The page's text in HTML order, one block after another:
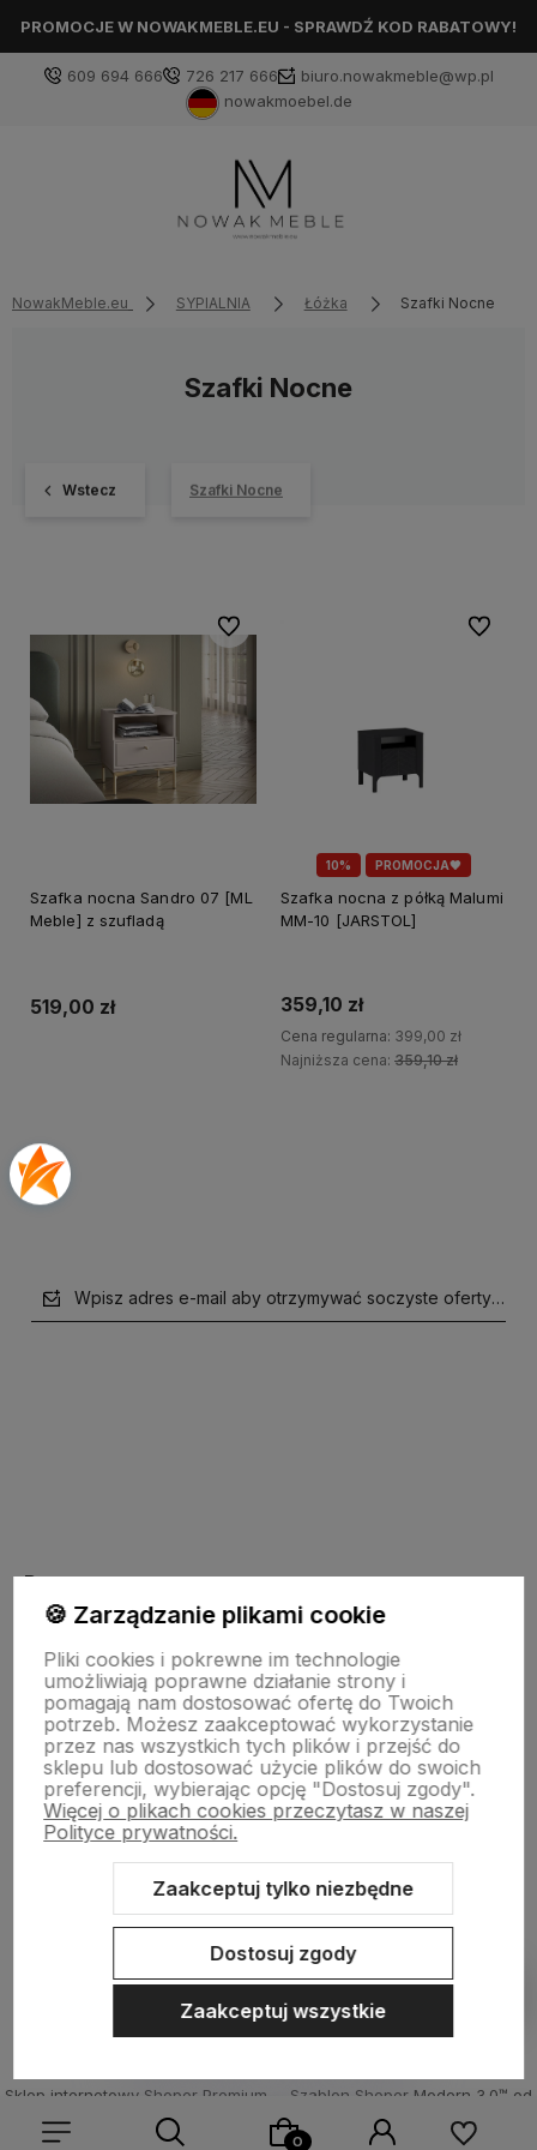
PROMOCJE W NOWAKMEBLE.EU - SPRAWDŹ KOD RABATOWY!
609 694 666 726 217 666
biuro.nowakmeble@wp.pl
nowakmoebel.de
NowakMeble.eu SYPIALNIA Łóżka Szafki Nocne
Szafki Nocne
Wstecz Szafki Nocne
Szafka nocna Sandro 07 [ML
Meble] z szufladą
519,00 zł
Do ulubionych
10% PROMOCJA🖤
Szafka nocna z półką Malumi
MM-10 [JARSTOL]
359,10 zł
Cena regularna: 399,00 zł
Najniższa cena: 359,10 zł
Do
Wpisz adres e-mail aby otrzymywać soczyste oferty i
Pomoc
Moje konto
Płatności i dostawa
Informacje
Sklep internetowy Shoper Premium Szablon Shoper Modern 3.0™ od
GrowCommerce
🍪 Zarządzanie plikami cookie
Pliki cookies i pokrewne im technologie
umożliwiają poprawne działanie strony i
pomagają nam dostosować ofertę do Twoich
potrzeb. Możesz zaakceptować wykorzystanie
przez nas wszystkich tych plików i przejść do
sklepu lub dostosować użycie plików do swoich
preferencji, wybierając opcję "Dostosuj zgody".
Więcej o plikach cookies przeczytasz w naszej
Polityce prywatności.
Zaakceptuj tylko niezbędne
Dostosuj zgody
Zaakceptuj wszystkie